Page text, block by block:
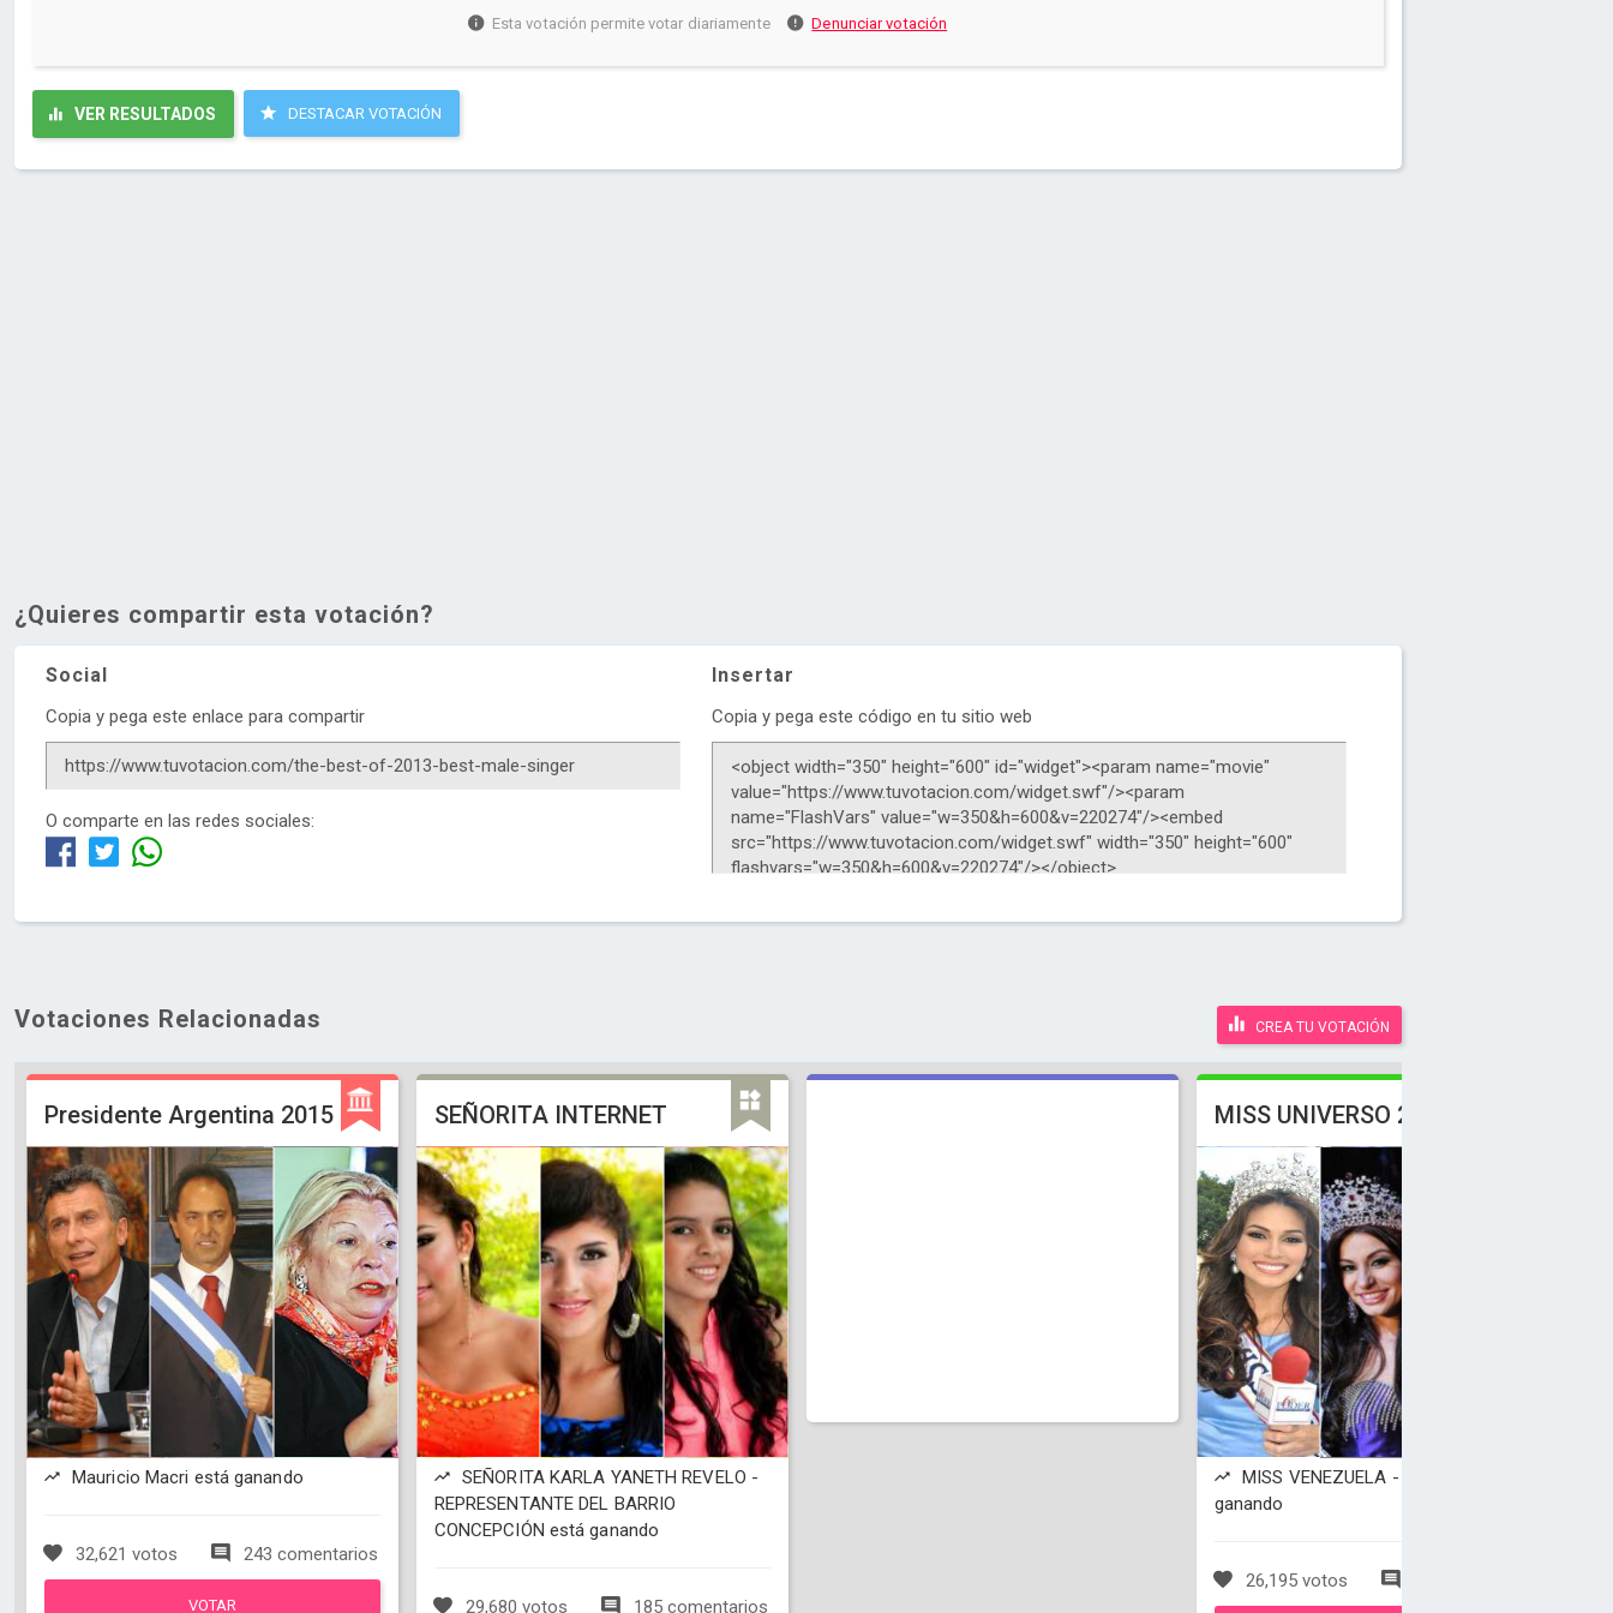
Esta votación permite votar diariamente Denunciar votación
VER RESULTADOS DESTACAR VOTACIÓN
¿Quieres compartir esta votación?
Social Insertar
Copia y pega este enlace para compartir
O comparte en las redes sociales:
Copia y pega este código en tu sitio web
Votaciones Relacionadas CREA TU VOTACIÓN
Presidente Argentina 2015
Mauricio Macri está ganando
32,621 votos 243 comentarios
VOTAR
SEÑORITA INTERNET
SEÑORITA KARLA YANETH REVELO -
REPRESENTANTE DEL BARRIO
CONCEPCIÓN está ganando
29,680 votos 185 comentarios
MISS UNIVERSO 2013
MISS VENEZUELA - Maria Isler está
ganando
26,195 votos